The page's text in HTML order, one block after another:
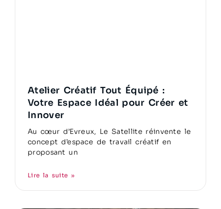
Atelier Créatif Tout Équipé :
Votre Espace Idéal pour Créer et
Innover
Au cœur d’Evreux, Le Satellite réinvente le
concept d’espace de travail créatif en
proposant un
Lire la suite »